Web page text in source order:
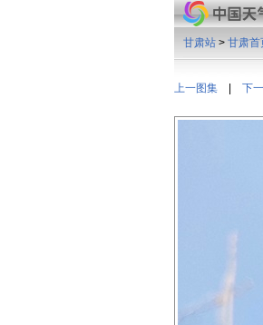
上一图集 下
甘肃站 > 甘肃首